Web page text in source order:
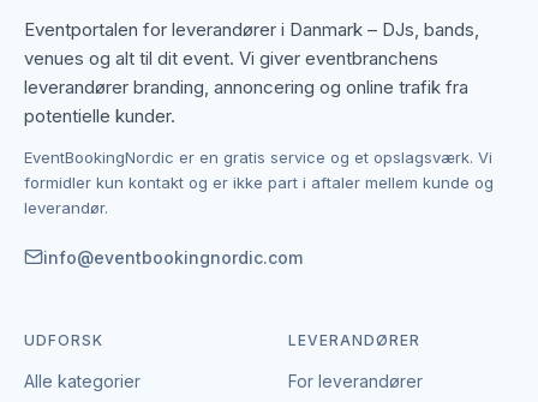
hvis du har en bestemt stil, et bestemt budget eller en
speciel ramme i tankerne.
Kontakten foregår altid direkte mellem dig og den
en åben portal – vi tager hverken gebyr eller
provision, og du laver aftalen på egne vilkår. Det
leverancen og indgå en aftale, der passer til både
Eventportalen for leverandører i Danmark – DJs, bands,
venues og alt til dit event. Vi giver eventbranchens
leverandører branding, annoncering og online trafik fra
potentielle kunder.
EventBookingNordic er en gratis service og et opslagsværk. Vi
formidler kun kontakt og er ikke part i aftaler mellem kunde og
leverandør.
info@eventbookingnordic.com
UDFORSK
Alle kategorier
LEVERANDØRER
For leverandører